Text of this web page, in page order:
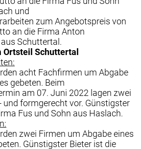
und
zum Angebotspreis von
an die Firma Anton
Schuttertal.
Ortsteil Schuttertal
acht Fachfirmen um Abgabe
gebeten. Beim
am 07. Juni 2022 lagen zwei
und formgerecht vor. Günstigster
Fus und Sohn aus Haslach.
zwei Firmen um Abgabe eines
Günstigster Bieter ist die